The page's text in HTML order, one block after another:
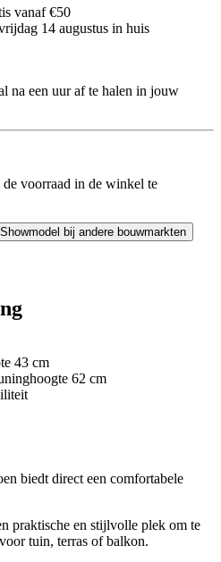
vanaf €50
14 augustus in huis
na een uur af te halen in jouw
voorraad in de winkel te
Showmodel bij andere bouwmarkten
43 cm
62 cm
biedt direct een comfortabele
praktische en stijlvolle plek om te
tuin, terras of balkon.